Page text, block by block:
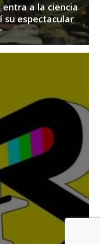
a la ciencia
su espectacular